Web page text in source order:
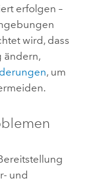
erfolgen –
wird, dass
ändern,
, um
und